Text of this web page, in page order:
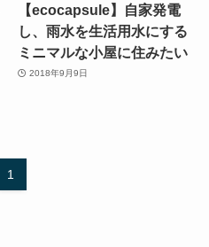
【ecocapsule】自家発電
し、雨水を生活用水にする
ミニマルな小屋に住みたい
2018年9月9日
1